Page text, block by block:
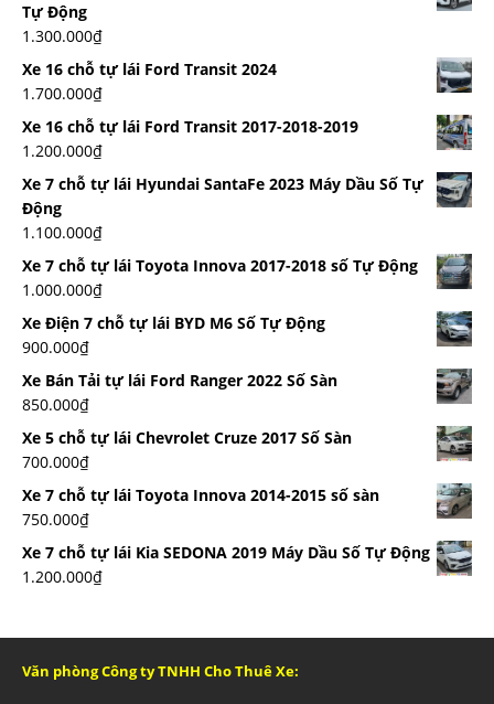
Tự Động
1.300.000₫
Xe 16 chỗ tự lái Ford Transit 2024
1.700.000₫
Xe 16 chỗ tự lái Ford Transit 2017-2018-2019
1.200.000₫
Xe 7 chỗ tự lái Hyundai SantaFe 2023 Máy Dầu Số Tự
Động
1.100.000₫
Xe 7 chỗ tự lái Toyota Innova 2017-2018 số Tự Động
1.000.000₫
Xe Điện 7 chỗ tự lái BYD M6 Số Tự Động
900.000₫
Xe Bán Tải tự lái Ford Ranger 2022 Số Sàn
850.000₫
Xe 5 chỗ tự lái Chevrolet Cruze 2017 Số Sàn
700.000₫
Xe 7 chỗ tự lái Toyota Innova 2014-2015 số sàn
750.000₫
Xe 7 chỗ tự lái Kia SEDONA 2019 Máy Dầu Số Tự Động
1.200.000₫
Văn phòng Công ty TNHH Cho Thuê Xe: